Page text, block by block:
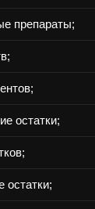
препараты;
остатки;
остатки;